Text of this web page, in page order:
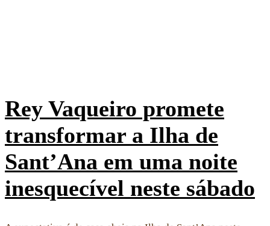
Rey Vaqueiro promete
transformar a Ilha de
Sant’Ana em uma noite
inesquecível neste sábado